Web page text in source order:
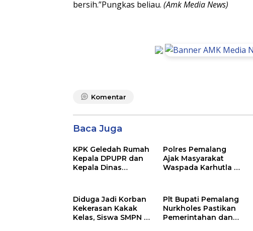
bersih.”Pungkas beliau. (Amk Media News)
Komentar
Baca Juga
KPK Geledah Rumah
Kepala DPUPR dan
Kepala Dinas
Polres Pemalang
Ajak Masyarakat
Waspada Karhutla di
Diduga Jadi Korban
Kekerasan Kakak
Kelas, Siswa SMPN 4
Plt Bupati Pemalang
Nurkholes Pastikan
Pemerintahan dan